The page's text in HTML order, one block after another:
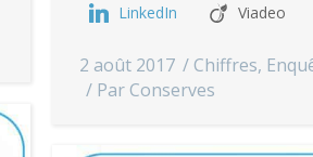
LinkedIn Viadeo
2 août 2017 Chiffres,
Par Conserves